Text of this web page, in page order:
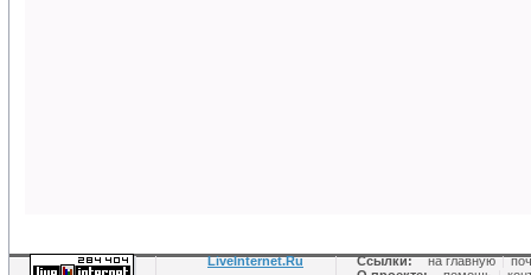
LiveInternet.Ru Ссылки: на главную |